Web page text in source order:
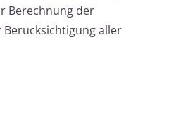
Berechnung der
aller